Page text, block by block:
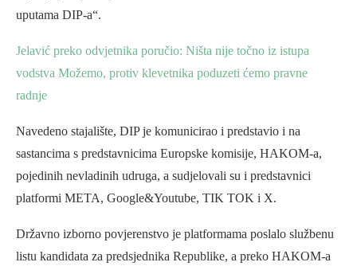
uputama DIP-a“.
Jelavić preko odvjetnika poručio: Ništa nije točno iz istupa
vodstva Možemo, protiv klevetnika poduzeti ćemo pravne
radnje
Navedeno stajalište, DIP je komunicirao i predstavio i na
sastancima s predstavnicima Europske komisije, HAKOM-a,
pojedinih nevladinih udruga, a sudjelovali su i predstavnici
platformi META, Google&Youtube, TIK TOK i X.
Državno izborno povjerenstvo je platformama poslalo službenu
listu kandidata za predsjednika Republike, a preko HAKOM-a